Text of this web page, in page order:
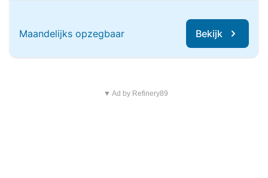
Maandelijks opzegbaar Bekijk
▼ Ad by Refinery89